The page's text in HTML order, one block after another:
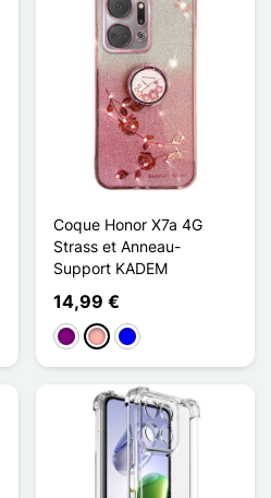
Coque Honor X7a 4G
Strass et Anneau-
Support KADEM
14,99 €
PúrpuraOro rosa
Azul